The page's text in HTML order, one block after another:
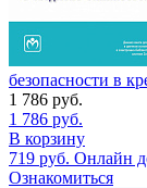
безопасности в
1 786 руб.
1 786 руб.
В корзину
719 руб. Онлайн
Ознакомиться